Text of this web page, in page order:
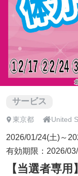
サービス
東京都 United
2026/01/24(土)～
有効期限：2026/
【当選者専